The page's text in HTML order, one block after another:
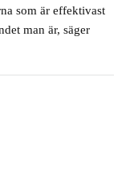
som är effektivast
man är, säger